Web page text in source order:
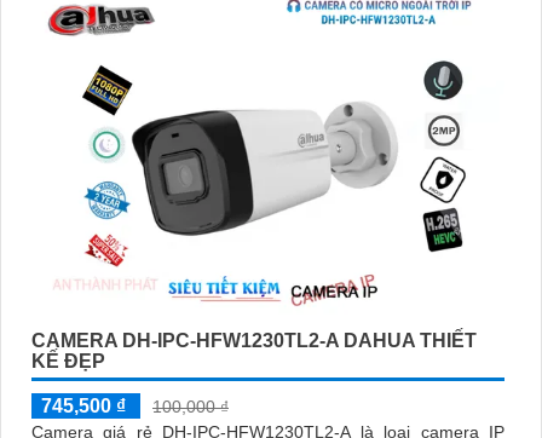
CAMERA DH-IPC-HFW1230TL2-A DAHUA THIẾT
KẾ ĐẸP
745,500 ₫
100,000 ₫
Camera giá rẻ DH-IPC-HFW1230TL2-A là loại camera IP